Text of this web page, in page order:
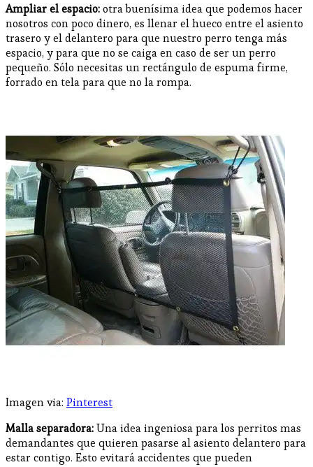
Ampliar el espacio:otra buenísima idea que podemos hacer
nosotros con poco dinero, es llenar el hueco entre el asiento
trasero y el delantero para que nuestro perro tenga más
espacio, y para que no se caiga en caso de ser un perro
pequeño. Sólo necesitas un rectángulo de espuma firme,
forrado en tela para que no la rompa.
Imagen via: Pinterest
Malla separadora:Una idea ingeniosa para los perritos mas
demandantes que quieren pasarse al asiento delantero para
estar contigo. Esto evitará accidentes que pueden